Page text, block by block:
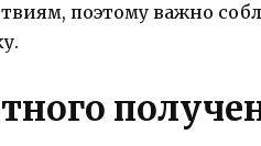
поэтому важно